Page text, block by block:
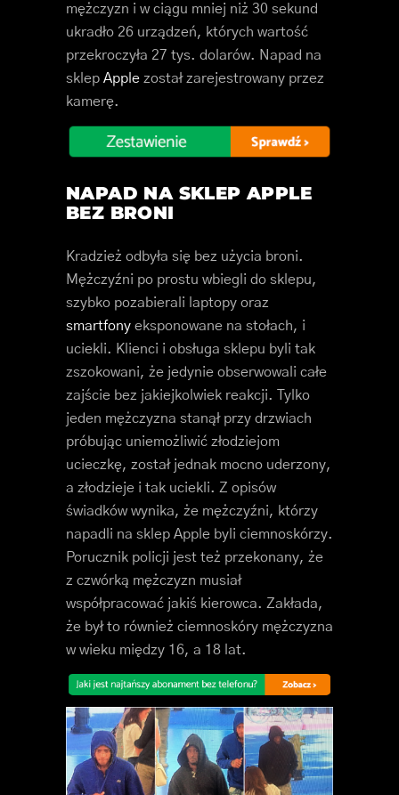
mężczyzn i w ciągu mniej niż 30 sekund
ukradło 26 urządzeń, których wartość
przekroczyła 27 tys. dolarów. Napad na
sklep Apple został zarejestrowany przez
kamerę.
NAPAD NA SKLEP APPLE
BEZ BRONI
Kradzież odbyła się bez użycia broni.
Mężczyźni po prostu wbiegli do sklepu,
szybko pozabierali laptopy oraz
smartfony eksponowane na stołach, i
uciekli. Klienci i obsługa sklepu byli tak
zszokowani, że jedynie obserwowali całe
zajście bez jakiejkolwiek reakcji. Tylko
jeden mężczyzna stanął przy drzwiach
próbując uniemożliwić złodziejom
ucieczkę, został jednak mocno uderzony,
a złodzieje i tak uciekli. Z opisów
świadków wynika, że mężczyźni, którzy
napadli na sklep Apple byli ciemnoskórzy.
Porucznik policji jest też przekonany, że
z czwórką mężczyzn musiał
współpracować jakiś kierowca. Zakłada,
że był to również ciemnoskóry mężczyzna
w wieku między 16, a 18 lat.